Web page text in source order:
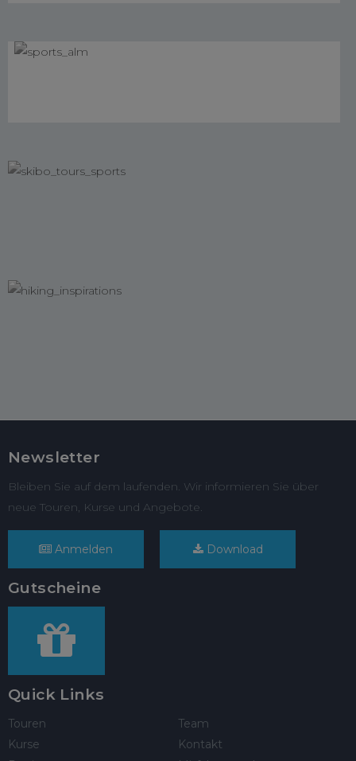
Newsletter
Bleiben Sie auf dem laufenden. Wir informieren Sie über
neue Touren, Kurse und Angebote.
Anmelden Download
Gutscheine
Quick Links
Touren
Kurse
Team
Kontakt